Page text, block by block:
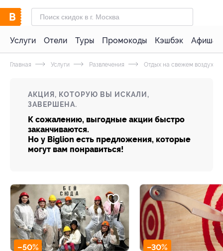
Услуги Отели Туры Промокоды Кэшбэк Афиша
Главная Услуги Развлечения Отдых на свежем воздухе
АКЦИЯ, КОТОРУЮ ВЫ ИСКАЛИ,
ЗАВЕРШЕНА.
К сожалению, выгодные акции быстро
заканчиваются.
Но у Biglion есть предложения, которые
могут вам понравиться!
–50% –30%